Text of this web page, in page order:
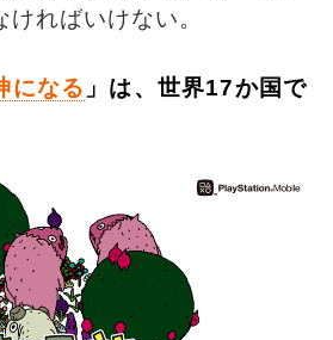
ればいけない。
になる 」は、世界17か国で